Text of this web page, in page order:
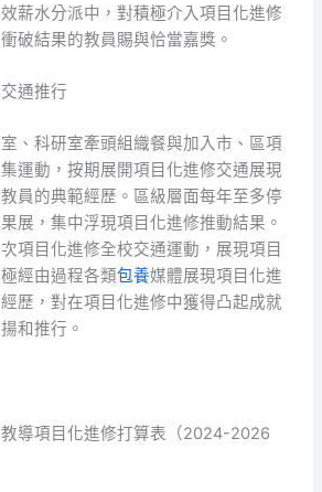
薪水分派中，對積極介入項目化進修
破結果的教員賜與恰當嘉獎。
通推行
科研室牽頭組織餐與加入市、區項
運動，按期展開項目化進修交通展現
員的典範經歷。區級層面每年至多停
展，集中浮現項目化進修推動結果。
項目化進修全校交通運動，展現項目
經由過程各類包養媒體展現項目化進
歷，對在項目化進修中獲得凸起成就
和推行。
導項目化進修打算表（2024-2026